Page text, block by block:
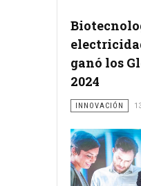
ganó los
2024
INNOVACIÓN